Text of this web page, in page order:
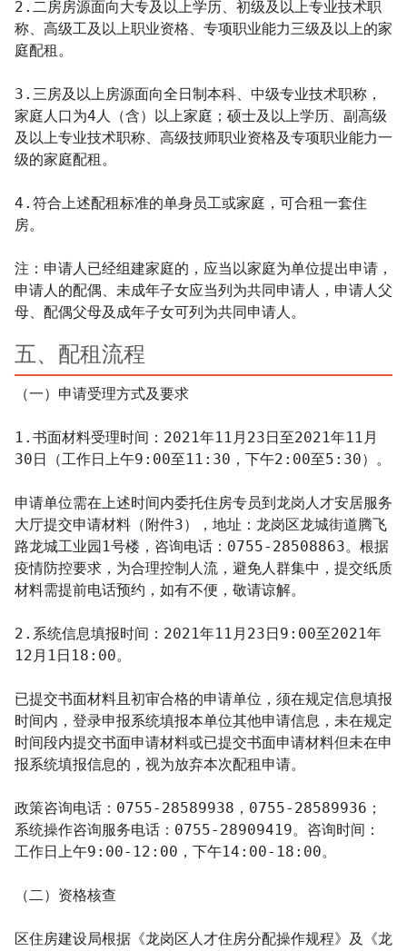
2.二房房源面向大专及以上学历、初级及以上专业技术职
称、高级工及以上职业资格、专项职业能力三级及以上的家
庭配租。
3.三房及以上房源面向全日制本科、中级专业技术职称，
家庭人口为4人（含）以上家庭；硕士及以上学历、副高级
及以上专业技术职称、高级技师职业资格及专项职业能力一
级的家庭配租。
4.符合上述配租标准的单身员工或家庭，可合租一套住
房。
注：申请人已经组建家庭的，应当以家庭为单位提出申请，
申请人的配偶、未成年子女应当列为共同申请人，申请人父
母、配偶父母及成年子女可列为共同申请人。
五、配租流程
（一）申请受理方式及要求
1.书面材料受理时间：2021年11月23日至2021年11月
30日（工作日上午9:00至11:30，下午2:00至5:30）。
申请单位需在上述时间内委托住房专员到龙岗人才安居服务
大厅提交申请材料（附件3），地址：龙岗区龙城街道腾飞
路龙城工业园1号楼，咨询电话：0755-28508863。根据
疫情防控要求，为合理控制人流，避免人群集中，提交纸质
材料需提前电话预约，如有不便，敬请谅解。
2.系统信息填报时间：2021年11月23日9:00至2021年
12月1日18:00。
已提交书面材料且初审合格的申请单位，须在规定信息填报
时间内，登录申报系统填报本单位其他申请信息，未在规定
时间段内提交书面申请材料或已提交书面申请材料但未在申
报系统填报信息的，视为放弃本次配租申请。
政策咨询电话：0755-28589938，0755-28589936；
系统操作咨询服务电话：0755-28909419。咨询时间：
工作日上午9:00-12:00，下午14:00-18:00。
（二）资格核查
区住房建设局根据《龙岗区人才住房分配操作规程》及《龙